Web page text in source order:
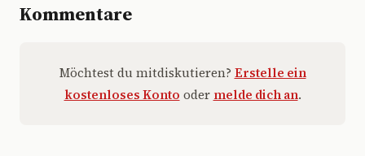
Kommentare
Möchtest du mitdiskutieren? Erstelle ein
kostenloses Konto oder melde dich an.